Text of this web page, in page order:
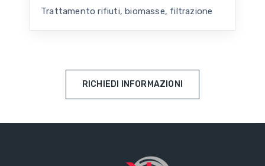
Trattamento rifiuti, biomasse, filtrazione
RICHIEDI INFORMAZIONI